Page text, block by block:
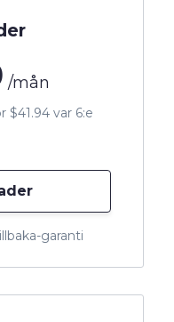
/mån
$41.94 var 6:e
garanti